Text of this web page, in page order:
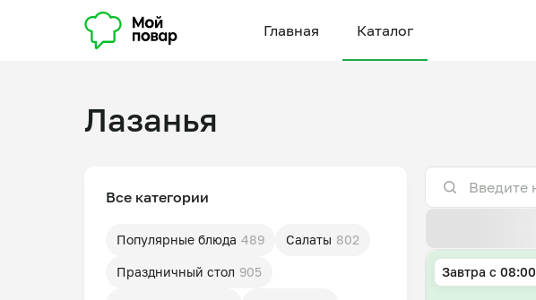
Главная Каталог
Лазанья
Все категории
Популярные блюда 489 Салаты 802
Праздничный стол 905 Завтра c 08:00